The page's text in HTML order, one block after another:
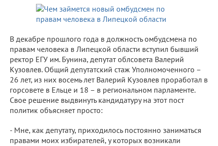
В декабре прошлого года в должность омбудсмена по
правам человека в Липецкой области вступил бывший
ректор ЕГУ им. Бунина, депутат облсовета Валерий
Кузовлев. Общий депутатский стаж Уполномоченного –
26 лет, из них восемь лет Валерий Кузовлев проработал в
горсовете в Ельце и 18 – в региональном парламенте.
Свое решение выдвинуть кандидатуру на этот пост
политик объясняет просто:
- Мне, как депутату, приходилось постоянно заниматься
правами моих избирателей, у которых возникали